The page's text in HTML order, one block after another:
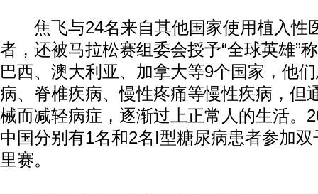
焦飞与24名来自其他国家使用植入性
者，还被马拉松赛组委会授予“全球英雄”
巴西、澳大利亚、加拿大等9个国家，他
病、脊椎疾病、慢性疼痛等慢性疾病，但
械而减轻病症，逐渐过上正常人的生活。
中国分别有1名和2名I型糖尿病患者参加
里赛。